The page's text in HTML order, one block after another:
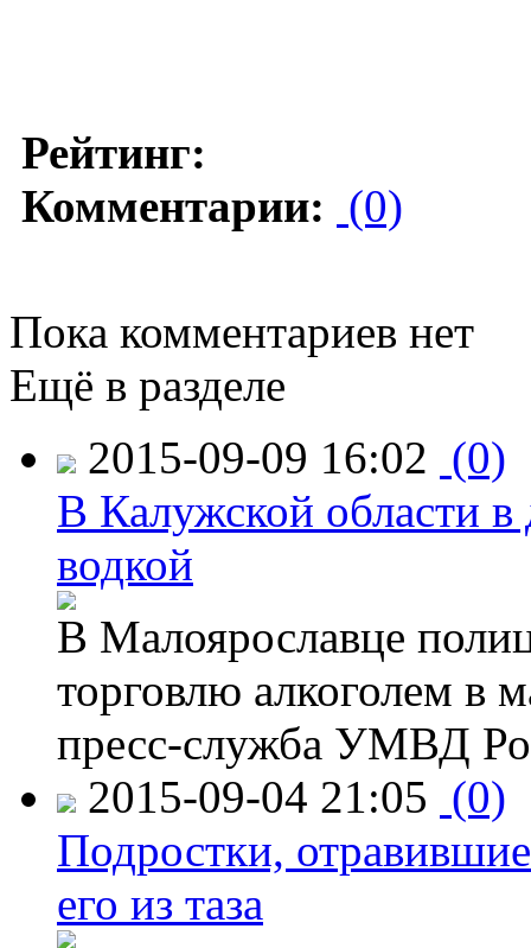
Рейтинг:
Комментарии: (0)
Пока комментариев нет
Ещё в разделе
2015-09-09 16:02 (0)
В Калужской области в
водкой
В Малоярославце
торговлю алкоголем в
пресс-служба УМВД
2015-09-04 21:05 (0)
Подростки,
его из таза